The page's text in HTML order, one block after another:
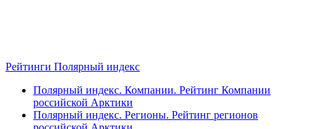
Рейтинги Полярный индекс
Полярный индекс. Компании. Рейтинг Компании
российской Арктики
Полярный индекс. Регионы. Рейтинг регионов